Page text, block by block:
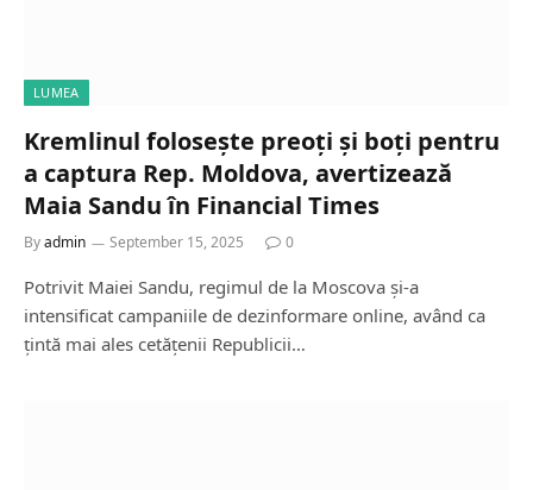
LUMEA
Kremlinul folosește preoți și boți pentru
a captura Rep. Moldova, avertizează
Maia Sandu în Financial Times
Byadmin September 15, 2025 0
Potrivit Maiei Sandu, regimul de la Moscova și-a
intensificat campaniile de dezinformare online, având ca
țintă mai ales cetățenii Republicii…